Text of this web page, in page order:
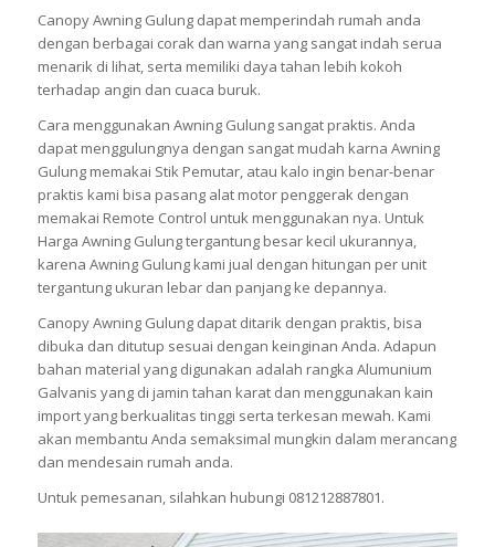
Canopy Awning Gulung dapat memperindah rumah anda
dengan berbagai corak dan warna yang sangat indah serua
menarik di lihat, serta memiliki daya tahan lebih kokoh
terhadap angin dan cuaca buruk.
Cara menggunakan Awning Gulung sangat praktis. Anda
dapat menggulungnya dengan sangat mudah karna Awning
Gulung memakai Stik Pemutar, atau kalo ingin benar-benar
praktis kami bisa pasang alat motor penggerak dengan
memakai Remote Control untuk menggunakan nya. Untuk
Harga Awning Gulung tergantung besar kecil ukurannya,
karena Awning Gulung kami jual dengan hitungan per unit
tergantung ukuran lebar dan panjang ke depannya.
Canopy Awning Gulung dapat ditarik dengan praktis, bisa
dibuka dan ditutup sesuai dengan keinginan Anda. Adapun
bahan material yang digunakan adalah rangka Alumunium
Galvanis yang di jamin tahan karat dan menggunakan kain
import yang berkualitas tinggi serta terkesan mewah. Kami
akan membantu Anda semaksimal mungkin dalam merancang
dan mendesain rumah anda.
Untuk pemesanan, silahkan hubungi 081212887801.